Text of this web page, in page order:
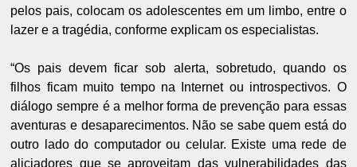
pelos pais, colocam os adolescentes em um limbo, entre o
lazer e a tragédia, conforme explicam os especialistas.
“Os pais devem ficar sob alerta, sobretudo, quando os
filhos ficam muito tempo na Internet ou introspectivos. O
diálogo sempre é a melhor forma de prevenção para essas
aventuras e desaparecimentos. Não se sabe quem está do
outro lado do computador ou celular. Existe uma rede de
aliciadores que se aproveitam das vulnerabilidades das